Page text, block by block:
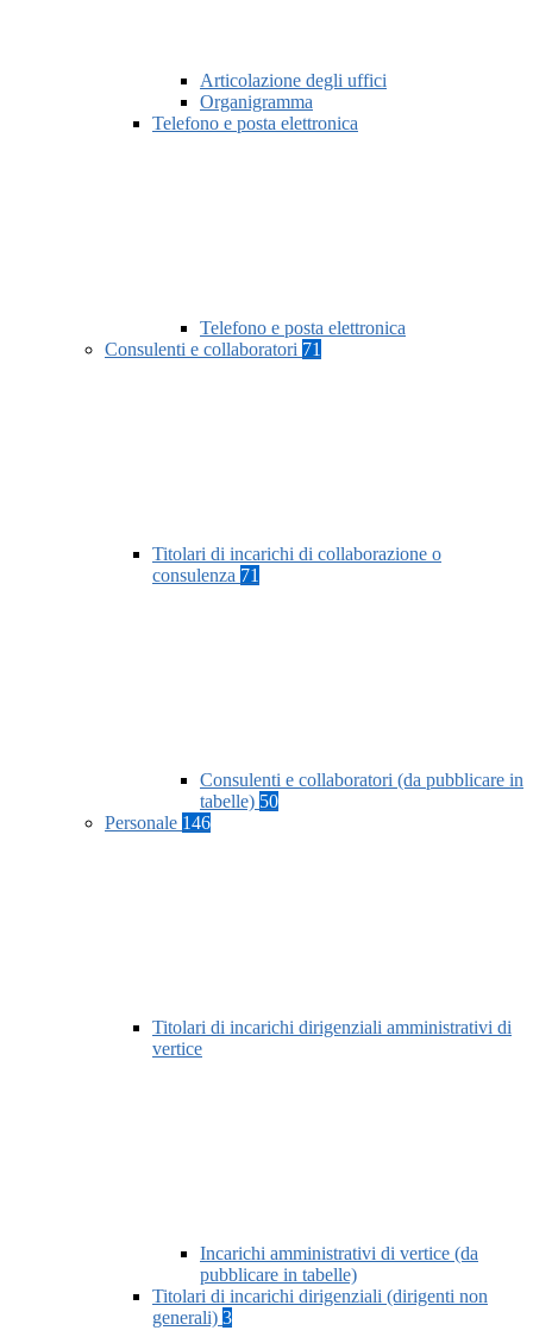
Articolazione degli uffici
Organigramma
Telefono e posta elettronica
Telefono e posta elettronica
Consulenti e collaboratori 71
Titolari di incarichi di collaborazione o
consulenza 71
Consulenti e collaboratori (da pubblicare in
tabelle) 50
Personale 146
Titolari di incarichi dirigenziali amministrativi di
vertice
Incarichi amministrativi di vertice (da
pubblicare in tabelle)
Titolari di incarichi dirigenziali (dirigenti non
generali) 3